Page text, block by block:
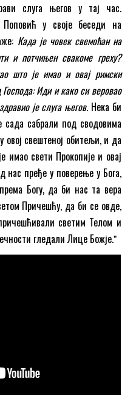
слуга његов у тај час.
у своје беседи на
Када је човек свемоћан на
и потчињен свакоме греху?
што је имао и овај римски
Господа: Иди и како си веровао
је слуга његов. Нека би
сабрали под сводовима
овој свештеној обитељи, и да
имао свети Прокопије и овај
нас пређе у поверење у Бога,
Богу, да би нас та вера
Причешћу, да би се овде,
светим Телом и
гледали Лице Божје.ˮ